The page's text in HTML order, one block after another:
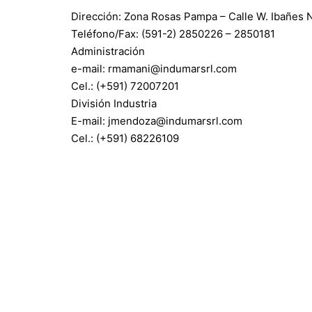
Dirección: Zona Rosas Pampa – Calle W. Ibañes
Teléfono/Fax: (591-2) 2850226 – 2850181
Administración
e-mail: rmamani@indumarsrl.com
Cel.: (+591) 72007201
División Industria
E-mail: jmendoza@indumarsrl.com
Cel.: (+591) 68226109